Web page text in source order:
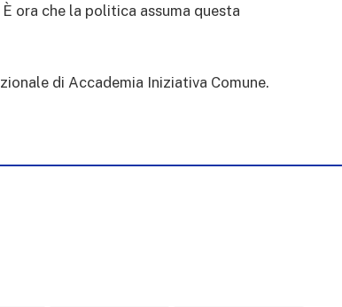
ora che la politica assuma questa
di Accademia Iniziativa Comune.